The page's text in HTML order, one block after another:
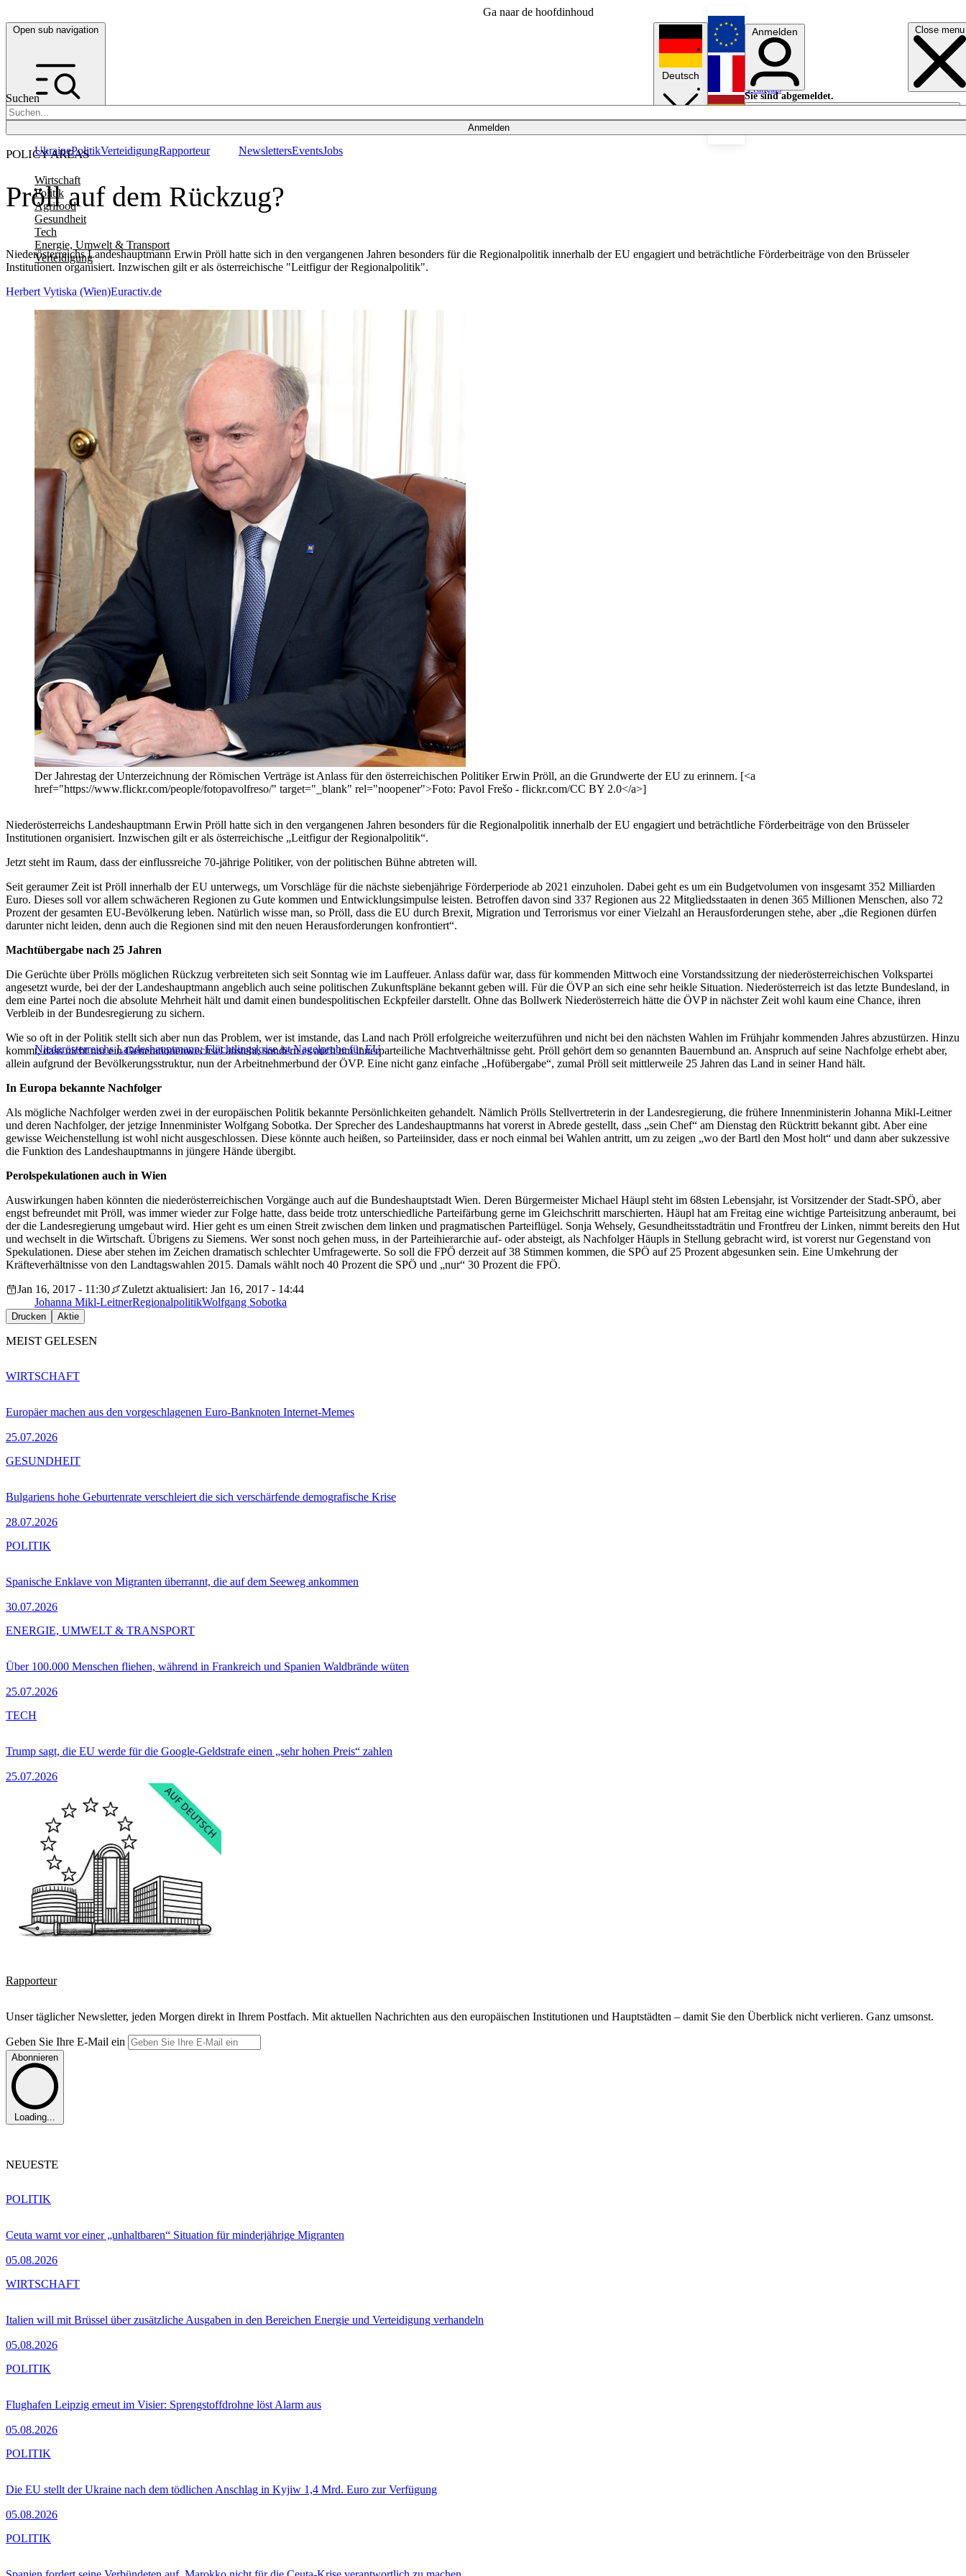
Ga naar de hoofdinhoud
Open sub navigation Close menu
Suchen
Anmelden
POLICY AREAS
Wirtschaft
Politik
Agrifood
Gesundheit
Tech
Energie, Umwelt & Transport
Verteidigung
UkrainePolitikVerteidigungRapporteur NewslettersEventsJobs
Deutsch
English
Français
Anmelden
Sie sind abgemeldet.
Anmelden
Licht aus
Pröll auf dem Rückzug?
Niederösterreichs Landeshauptmann Erwin Pröll hatte sich in den vergangenen Jahren besonders für die Regionalpolitik innerhalb der EU engagiert und beträchtliche Förderbeiträge von den Brüsseler
Institutionen organisiert. Inzwischen gilt er als österreichische "Leitfigur der Regionalpolitik".
Herbert Vytiska (Wien)Euractiv.de
Der Jahrestag der Unterzeichnung der Römischen Verträge ist Anlass für den österreichischen Politiker Erwin Pröll, an die Grundwerte der EU zu erinnern. [<a
href="https://www.flickr.com/people/fotopavolfreso/" target="_blank" rel="noopener">Foto: Pavol Frešo - flickr.com/CC BY 2.0</a>]
Niederösterreichs Landeshauptmann Erwin Pröll hatte sich in den vergangenen Jahren besonders für die Regionalpolitik innerhalb der EU engagiert und beträchtliche Förderbeiträge von den Brüsseler
Institutionen organisiert. Inzwischen gilt er als österreichische „Leitfigur der Regionalpolitik“.
Jetzt steht im Raum, dass der einflussreiche 70-jährige Politiker, von der politischen Bühne abtreten will.
Seit geraumer Zeit ist Pröll innerhalb der EU unterwegs, um Vorschläge für die nächste siebenjährige Förderperiode ab 2021 einzuholen. Dabei geht es um ein Budgetvolumen von insgesamt 352 Milliarden
Euro. Dieses soll vor allem schwächeren Regionen zu Gute kommen und Entwicklungsimpulse leisten. Betroffen davon sind 337 Regionen aus 22 Mitgliedsstaaten in denen 365 Millionen Menschen, also 72
Prozent der gesamten EU-Bevölkerung leben. Natürlich wisse man, so Pröll, dass die EU durch Brexit, Migration und Terrorismus vor einer Vielzahl an Herausforderungen stehe, aber „die Regionen dürfen
darunter nicht leiden, denn auch die Regionen sind mit den neuen Herausforderungen konfrontiert“.
Machtübergabe nach 25 Jahren
Die Gerüchte über Prölls möglichen Rückzug verbreiteten sich seit Sonntag wie im Lauffeuer. Anlass dafür war, dass für kommenden Mittwoch eine Vorstandssitzung der niederösterreichischen Volkspartei
angesetzt wurde, bei der der Landeshauptmann angeblich auch seine politischen Zukunftspläne bekannt geben will. Für die ÖVP an sich eine sehr heikle Situation. Niederösterreich ist das letzte Bundesland, in
dem eine Partei noch die absolute Mehrheit hält und damit einen bundespolitischen Eckpfeiler darstellt. Ohne das Bollwerk Niederösterreich hätte die ÖVP in nächster Zeit wohl kaum eine Chance, ihren
Verbleib in der Bundesregierung zu sichern.
Niederösterreichs Landeshauptmann: Flüchtlingskrise ist Nagelprobe für EU
Wie so oft in der Politik stellt sich aber nun das Problem, wer ist imstande, das Land nach Pröll erfolgreiche weiterzuführen und nicht bei den nächsten Wahlen im Frühjahr kommenden Jahres abzustürzen. Hinzu
kommt, dass nicht nur ein Generationenwechsel ansteht, sondern es auch um innerparteiliche Machtverhältnisse geht. Pröll gehört dem so genannten Bauernbund an. Anspruch auf seine Nachfolge erhebt aber,
allein aufgrund der Bevölkerungsstruktur, nun der Arbeitnehmerbund der ÖVP. Eine nicht ganz einfache „Hofübergabe“, zumal Pröll seit mittlerweile 25 Jahren das Land in seiner Hand hält.
In Europa bekannte Nachfolger
Als mögliche Nachfolger werden zwei in der europäischen Politik bekannte Persönlichkeiten gehandelt. Nämlich Prölls Stellvertreterin in der Landesregierung, die frühere Innenministerin Johanna Mikl-Leitner
und deren Nachfolger, der jetzige Innenminister Wolfgang Sobotka. Der Sprecher des Landeshauptmanns hat vorerst in Abrede gestellt, dass „sein Chef“ am Dienstag den Rücktritt bekannt gibt. Aber eine
gewisse Weichenstellung ist wohl nicht ausgeschlossen. Diese könnte auch heißen, so Parteiinsider, dass er noch einmal bei Wahlen antritt, um zu zeigen „wo der Bartl den Most holt“ und dann aber sukzessive
die Funktion des Landeshauptmanns in jüngere Hände übergibt.
Perolspekulationen auch in Wien
Auswirkungen haben könnten die niederösterreichischen Vorgänge auch auf die Bundeshauptstadt Wien. Deren Bürgermeister Michael Häupl steht im 68sten Lebensjahr, ist Vorsitzender der Stadt-SPÖ, aber
engst befreundet mit Pröll, was immer wieder zur Folge hatte, dass beide trotz unterschiedliche Parteifärbung gerne im Gleichschritt marschierten. Häupl hat am Freitag eine wichtige Parteisitzung anberaumt, bei
der die Landesregierung umgebaut wird. Hier geht es um einen Streit zwischen dem linken und pragmatischen Parteiflügel. Sonja Wehsely, Gesundheitsstadträtin und Frontfreu der Linken, nimmt bereits den Hut
und wechselt in die Wirtschaft. Übrigens zu Siemens. Wer sonst noch gehen muss, in der Parteihierarchie auf- oder absteigt, als Nachfolger Häupls in Stellung gebracht wird, ist vorerst nur Gegenstand von
Spekulationen. Diese aber stehen im Zeichen dramatisch schlechter Umfragewerte. So soll die FPÖ derzeit auf 38 Stimmen kommen, die SPÖ auf 25 Prozent abgesunken sein. Eine Umkehrung der
Kräfteverhältnisse von den Landtagswahlen 2015. Damals wählt noch 40 Prozent die SPÖ und „nur“ 30 Prozent die FPÖ.
Jan 16, 2017 - 11:30
Zuletzt aktualisiert: Jan 16, 2017 - 14:44
Johanna Mikl-LeitnerRegionalpolitikWolfgang Sobotka
Drucken Aktie
MEIST GELESEN
Europäer machen aus den vorgeschlagenen Euro-Banknoten Internet-Memes
25.07.2026
WIRTSCHAFT
Bulgariens hohe Geburtenrate verschleiert die sich verschärfende demografische Krise
28.07.2026
GESUNDHEIT
Spanische Enklave von Migranten überrannt, die auf dem Seeweg ankommen
30.07.2026
POLITIK
Über 100.000 Menschen fliehen, während in Frankreich und Spanien Waldbrände wüten
25.07.2026
ENERGIE, UMWELT & TRANSPORT
Trump sagt, die EU werde für die Google-Geldstrafe einen „sehr hohen Preis“ zahlen
25.07.2026
TECH
Rapporteur
Unser täglicher Newsletter, jeden Morgen direkt in Ihrem Postfach. Mit aktuellen Nachrichten aus den europäischen Institutionen und Hauptstädten – damit Sie den Überblick nicht verlieren. Ganz umsonst.
Geben Sie Ihre E-Mail ein
Abonnieren
Loading...
NEUESTE
Ceuta warnt vor einer „unhaltbaren“ Situation für minderjährige Migranten
05.08.2026
POLITIK
Italien will mit Brüssel über zusätzliche Ausgaben in den Bereichen Energie und Verteidigung verhandeln
05.08.2026
WIRTSCHAFT
Flughafen Leipzig erneut im Visier: Sprengstoffdrohne löst Alarm aus
05.08.2026
POLITIK
Die EU stellt der Ukraine nach dem tödlichen Anschlag in Kyjiw 1,4 Mrd. Euro zur Verfügung
05.08.2026
POLITIK
POLITIK